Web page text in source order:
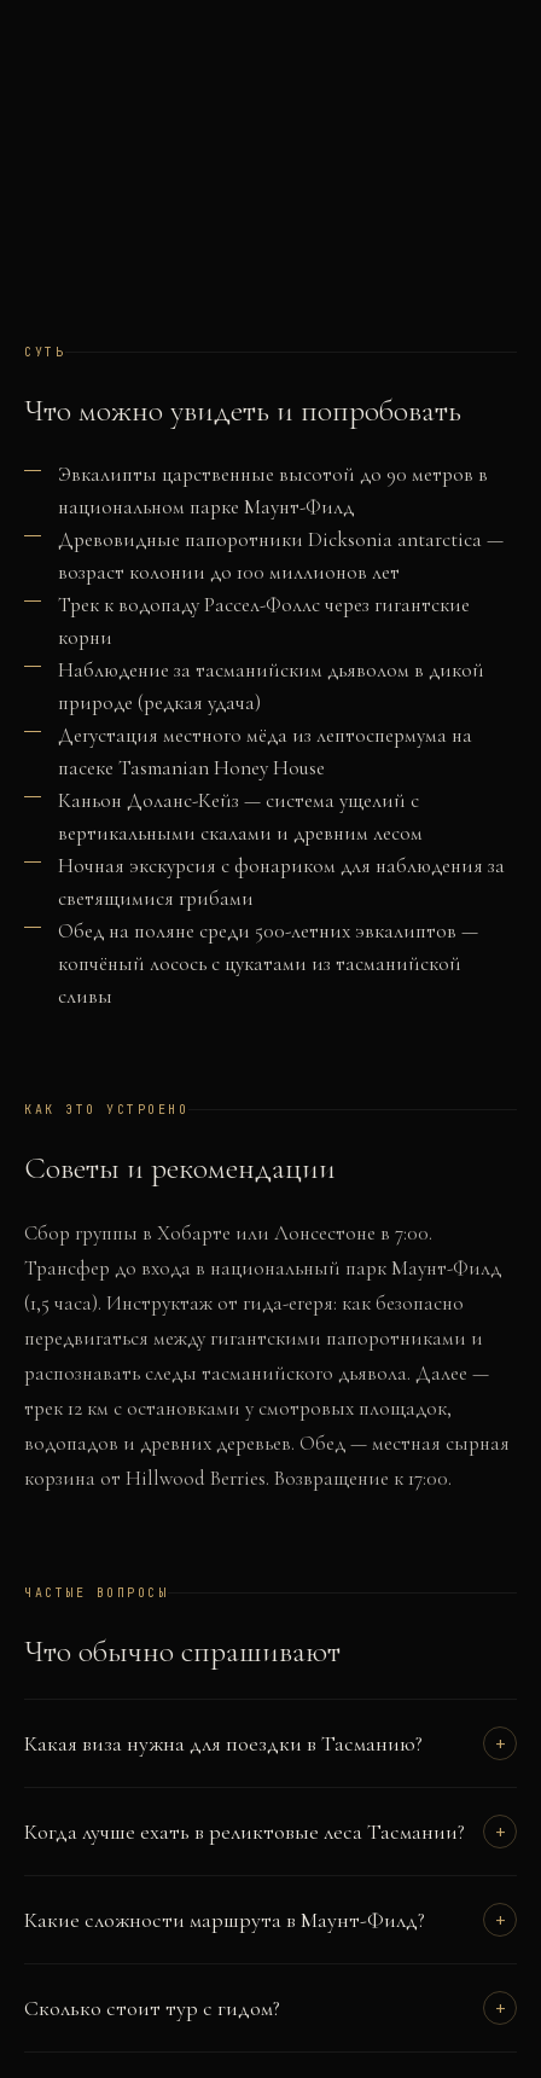
СУТЬ
Что можно увидеть и попробовать
Эвкалипты царственные высотой до 90 метров в
национальном парке Маунт-Филд
Древовидные папоротники Dicksonia antarctica —
возраст колонии до 100 миллионов лет
Трек к водопаду Рассел-Фоллс через гигантские
корни
Наблюдение за тасманийским дьяволом в дикой
природе (редкая удача)
Дегустация местного мёда из лептоспермума на
пасеке Tasmanian Honey House
Каньон Доланс-Кейз — система ущелий с
вертикальными скалами и древним лесом
Ночная экскурсия с фонариком для наблюдения за
светящимися грибами
Обед на поляне среди 500-летних эвкалиптов —
копчёный лосось с цукатами из тасманийской
сливы
КАК ЭТО УСТРОЕНО
Советы и рекомендации
Сбор группы в Хобарте или Лонсестоне в 7:00.
Трансфер до входа в национальный парк Маунт-Филд
(1,5 часа). Инструктаж от гида-егеря: как безопасно
передвигаться между гигантскими папоротниками и
распознавать следы тасманийского дьявола. Далее —
трек 12 км с остановками у смотровых площадок,
водопадов и древних деревьев. Обед — местная сырная
корзина от Hillwood Berries. Возвращение к 17:00.
ЧАСТЫЕ ВОПРОСЫ
Что обычно спрашивают
Какая виза нужна для поездки в Тасманию? +
Когда лучше ехать в реликтовые леса Тасмании? +
Какие сложности маршрута в Маунт-Филд? +
Сколько стоит тур с гидом? +